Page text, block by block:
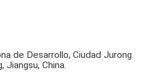
de Desarrollo, Ciudad Jurong
Jiangsu, China.